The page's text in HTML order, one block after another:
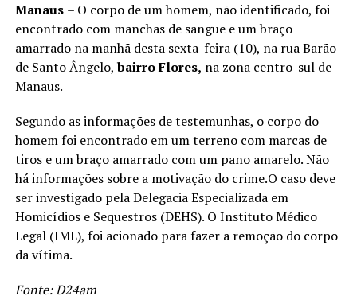
Manaus – O corpo de um homem, não identificado, foi
encontrado com manchas de sangue e um braço
amarrado na manhã desta sexta-feira (10), na rua Barão
de Santo Ângelo,bairro Flores, na zona centro-sul de
Manaus.
Segundo as informações de testemunhas, o corpo do
homem foi encontrado em um terreno com marcas de
tiros e um braço amarrado com um pano amarelo. Não
há informações sobre a motivação do crime.O caso deve
ser investigado pela Delegacia Especializada em
Homicídios e Sequestros (DEHS). O Instituto Médico
Legal (IML), foi acionado para fazer a remoção do corpo
da vítima.
Fonte: D24am